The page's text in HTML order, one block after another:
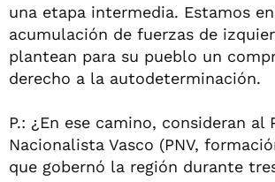
una etapa intermedia. Estamos
acumulación de fuerzas de
plantean para su pueblo un
derecho a la autodeterminación.
P.: ¿En ese camino, consideran al
Nacionalista Vasco (PNV,
que gobernó la región durante